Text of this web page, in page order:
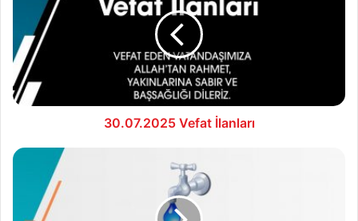
30.07.2025 Vefat İlanları
30.07.2025
Raporu